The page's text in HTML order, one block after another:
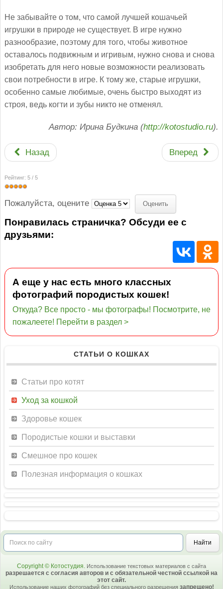
Не забывайте о том, что самой лучшей кошачьей
игрушки в природе не существует. В игре нужно
разнообразие, поэтому для того, чтобы животное
оставалось подвижным и игривым, нужно снова и снова
изобретать для него новые возможности реализовать
свои потребности в игре. К тому же, старые игрушки,
особенно самые любимые, очень быстро выходят из
строя, ведь когти и зубы никто не отменял.
Автор: Ирина Будкина (http://kotostudio.ru).
Назад Вперед
Рейтинг: 5 / 5
Пожалуйста, оцените
Понравилась страничка? Обсуди ее с
друзьями:
А еще у нас есть много классных
фотографий породистых кошек!
Откуда? Все просто - мы фотографы! Посмотрите, не
пожалеете! Перейти в раздел >
СТАТЬИ О КОШКАХ
Статьи про котят
Уход за кошкой
Здоровье кошек
Породистые кошки и выставки
Смешное про кошек
Полезная информация о кошках
Copyright © Котостудия. Использование текстовых материалов с сайта
разрешается с согласия авторов и с обязательной честной ссылкой на
этот сайт.
Использование наших фотографий без специального разрешения запрещено!